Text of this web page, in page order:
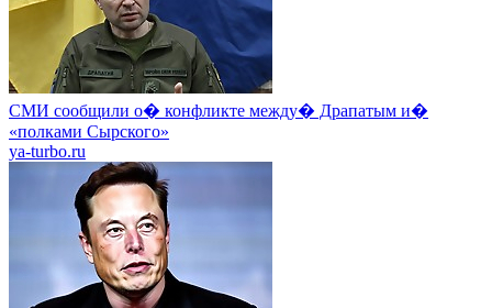
СМИ сообщили о� конфликте между� Драпатым и�
«полками Сырского»
ya-turbo.ru